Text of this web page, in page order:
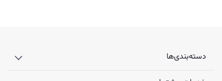
دسته‌بندی‌ها